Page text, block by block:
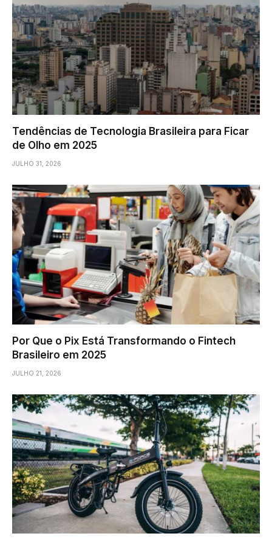
Tendências de Tecnologia Brasileira para Ficar
de Olho em 2025
JULHO 31, 2026
Por Que o Pix Está Transformando o Fintech
Brasileiro em 2025
JULHO 21, 2026